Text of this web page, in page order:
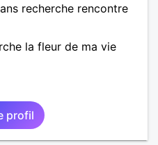
recherche rencontre
la fleur de ma vie
profil